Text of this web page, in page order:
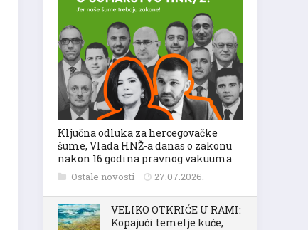
Ključna odluka za hercegovačke
šume, Vlada HNŽ-a danas o zakonu
nakon 16 godina pravnog vakuuma
Ostale novosti 27.07.2026.
VELIKO OTKRIĆE U RAMI:
Kopajući temelje kuće,